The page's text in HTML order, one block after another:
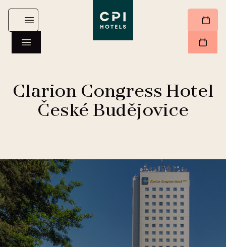
Clarion Congress Hotel
České Budějovice